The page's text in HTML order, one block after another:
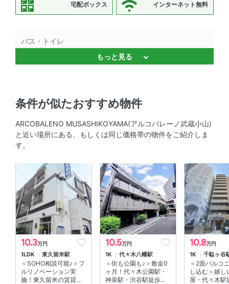
宅配ボックス インターネット無料
バス・トイレ
バストイレ別 、 温水洗浄便座 、 独立洗面台
システムキッチン 、 2口コンロ 、 コンロ2口以上
セキュリティ
ＴＶモニタ付きインターホン 、 オートロック
室内設備
室内洗濯機置場 、 エアコン
部屋の特徴
バルコニー
共用部
エレベーター 、 宅配ボックス 、 敷地内ゴミ箱
もっと見る
条件が似たおすすめ物件
ARCOBALENO MUSASHIKOYAMA(アルコバレーノ武蔵小山)
と近い場所にある、もしくは同じ価格帯の物件をご紹介しま
す。
10.3万円
1LDK 東久留米駅
＜SOHO相談可能♪＞フ
ルリノベーション実
施！東久留米の賃貸...
10.5万円
1K 代々木八幡駅
＜街も公園も♪＞敷金0
ヶ月！代々木公園駅・
神泉駅・渋谷駅徒歩...
10.8万円
1K 千駄ヶ谷
＜2面バルコ
し込む＞嬉し
屋・代々木駅